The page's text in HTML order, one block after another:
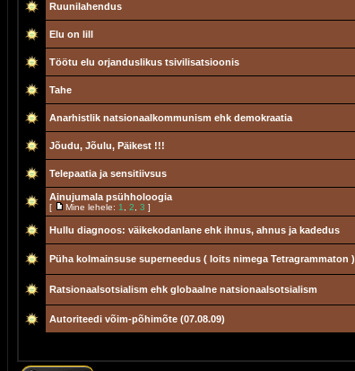
Ruunilahendus
Elu on lill
Töötu elu orjanduslikus tsivilisatsioonis
Tahe
Anarhistlik natsionaalkommunism ehk demokraatia
Jõudu, Jõulu, Päikest !!!
Telepaatia ja sensitiivsus
Ainujumala psühholoogia
[ Mine lehele: 1 2 3 ]
Hullu diagnoos: väikekodanlane ehk ihnus, ahnus ja kadedus
Püha kolmainsuse superneedus ( loits nimega Tetragrammaton )
Ratsionaalsotsialism ehk globaalne natsionaalsotsialism
Autoriteedi võim-põhimõte (07.08.09)